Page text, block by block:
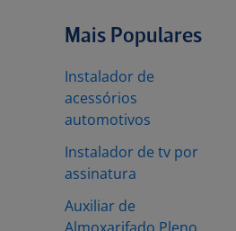
Mais Populares
Instalador de
acessórios
automotivos
Instalador de tv por
assinatura
Auxiliar de